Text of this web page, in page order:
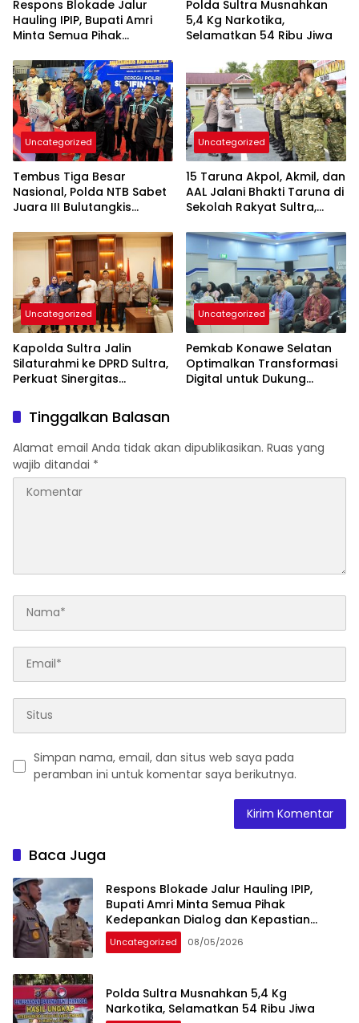
Respons Blokade Jalur
Hauling IPIP, Bupati Amri
Minta Semua Pihak
Kepastian Hukum
Polda Sultra Musnahkan
5,4 Kg Narkotika,
Selamatkan 54 Ribu Jiwa
Uncategorized
Tembus Tiga Besar
Nasional, Polda NTB Sabet
Juara III Bulutangkis
Uncategorized
15 Taruna Akpol, Akmil, dan
AAL Jalani Bhakti Taruna di
Sekolah Rakyat Sultra,
Nasionalisme
Uncategorized
Kapolda Sultra Jalin
Silaturahmi ke DPRD Sultra,
Perkuat Sinergitas
Kemajuan Daerah
Uncategorized
Pemkab Konawe Selatan
Optimalkan Transformasi
Digital untuk Dukung
Tinggalkan Balasan
Alamat email Anda tidak akan dipublikasikan. Ruas yang
wajib ditandai *
Simpan nama, email, dan situs web saya pada
peramban ini untuk komentar saya berikutnya.
Baca Juga
Respons Blokade Jalur Hauling IPIP,
Bupati Amri Minta Semua Pihak
Kedepankan Dialog dan Kepastian
Hukum
Uncategorized 08/05/2026
Polda Sultra Musnahkan 5,4 Kg
Narkotika, Selamatkan 54 Ribu Jiwa